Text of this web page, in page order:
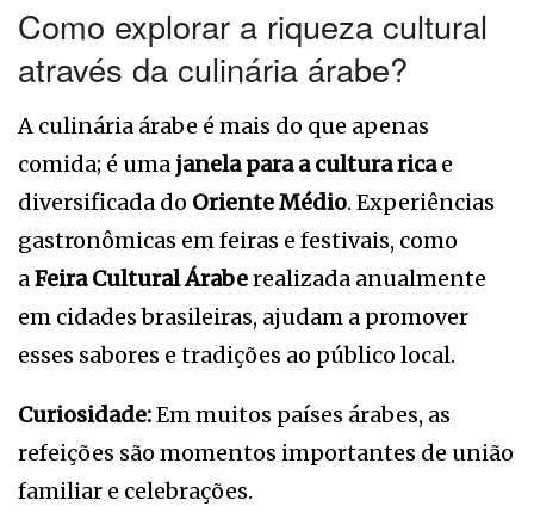
Como explorar a riqueza cultural
através da culinária árabe?
A culinária árabe é mais do que apenas
comida; é uma janela para a cultura ricae
diversificada do Oriente Médio. Experiências
gastronômicas em feiras e festivais, como
a Feira Cultural Áraberealizada anualmente
em cidades brasileiras, ajudam a promover
esses sabores e tradições ao público local.
Curiosidade:Em muitos países árabes, as
refeições são momentos importantes de união
familiar e celebrações.